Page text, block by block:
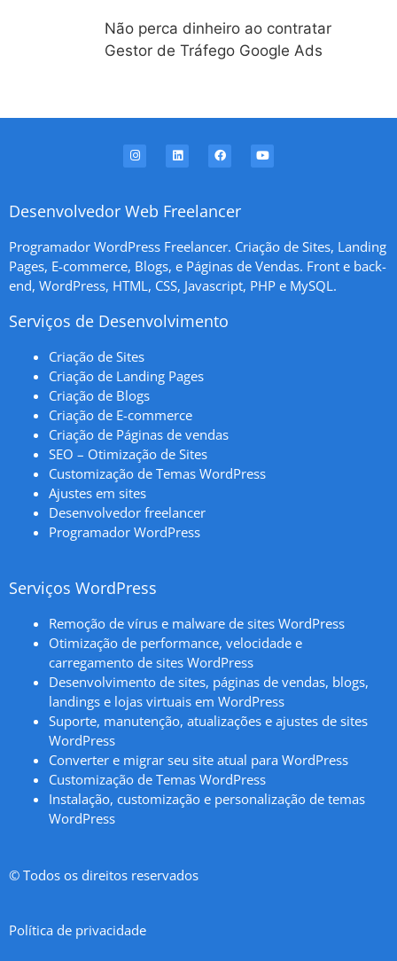
Não perca dinheiro ao contratar
Gestor de Tráfego Google Ads
Desenvolvedor Web Freelancer
Programador WordPress Freelancer. Criação de Sites, Landing
Pages, E-commerce, Blogs, e Páginas de Vendas. Front e back-
end, WordPress, HTML, CSS, Javascript, PHP e MySQL.
Serviços de Desenvolvimento
Criação de Sites
Criação de Landing Pages
Criação de Blogs
Criação de E-commerce
Criação de Páginas de vendas
SEO – Otimização de Sites
Customização de Temas WordPress
Ajustes em sites
Desenvolvedor freelancer
Programador WordPress
Serviços WordPress
Remoção de vírus e malware de sites WordPress
Otimização de performance, velocidade e
carregamento de sites WordPress
Desenvolvimento de sites, páginas de vendas, blogs,
landings e lojas virtuais em WordPress
Suporte, manutenção, atualizações e ajustes de sites
WordPress
Converter e migrar seu site atual para WordPress
Customização de Temas WordPress
Instalação, customização e personalização de temas
WordPress
© Todos os direitos reservados
Política de privacidade